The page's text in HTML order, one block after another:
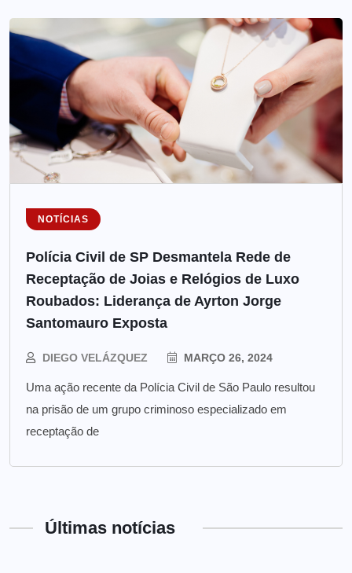
NOTÍCIAS
Polícia Civil de SP Desmantela Rede de
Receptação de Joias e Relógios de Luxo
Roubados: Liderança de Ayrton Jorge
Santomauro Exposta
DIEGO VELÁZQUEZ MARÇO 26, 2024
Uma ação recente da Polícia Civil de São Paulo resultou
na prisão de um grupo criminoso especializado em
receptação de
Últimas notícias